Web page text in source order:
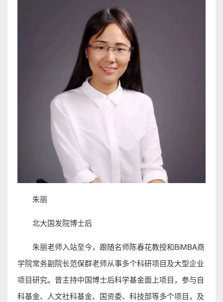
朱丽
北大国发院博士后
朱丽老师入站至今，跟随名师陈春花教授和BiMBA商
学院常务副院长范保群老师从事多个科研项目及大型企业
项目研究。曾主持中国博士后科学基金面上项目，参与自
科基金、人文社科基金、国资委、科技部等多个项目，及